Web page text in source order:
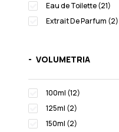
Eau de Toilette (21)
Extrait De Parfum (2)
VOLUMETRIA
100ml (12)
125ml (2)
150ml (2)